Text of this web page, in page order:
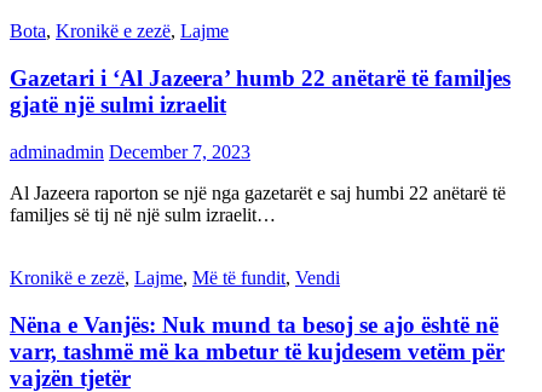
Bota, Kronikë e zezë, Lajme
Gazetari i ‘Al Jazeera’ humb 22 anëtarë të familjes
gjatë një sulmi izraelit
adminadmin December 7, 2023
Al Jazeera raporton se një nga gazetarët e saj humbi 22 anëtarë të
familjes së tij në një sulm izraelit…
Kronikë e zezë, Lajme, Më të fundit, Vendi
Nëna e Vanjës: Nuk mund ta besoj se ajo është në
varr, tashmë më ka mbetur të kujdesem vetëm për
vajzën tjetër